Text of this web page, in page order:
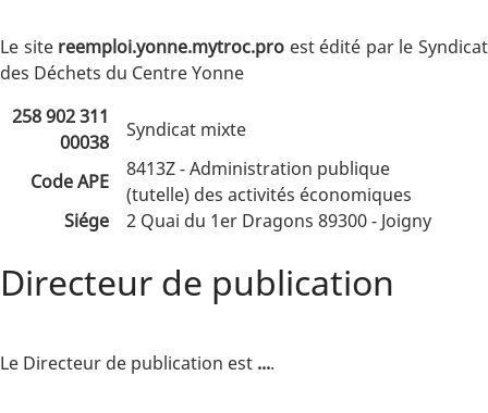
Le site reemploi.yonne.mytroc.pro est édité par le Syndicat
des Déchets du Centre Yonne
258 902 311
00038
Syndicat mixte
Code APE
8413Z - Administration publique
(tutelle) des activités économiques
Siége
2 Quai du 1er Dragons 89300 - Joigny
Directeur de publication
Le Directeur de publication est ....